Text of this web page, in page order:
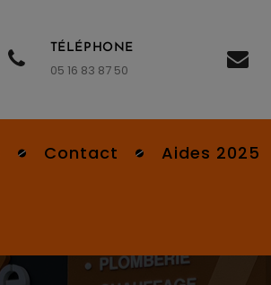
TÉLÉPHONE
05 16 83 87 50
Contact Aides 2025